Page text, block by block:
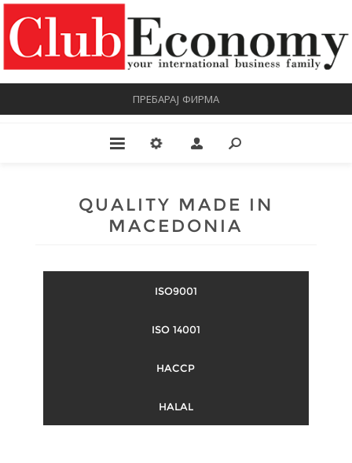
ПРЕБАРАЈ ФИРМА
QUALITY MADE IN
MACEDONIA
ISO9001
ISO 14001
HACCP
HALAL